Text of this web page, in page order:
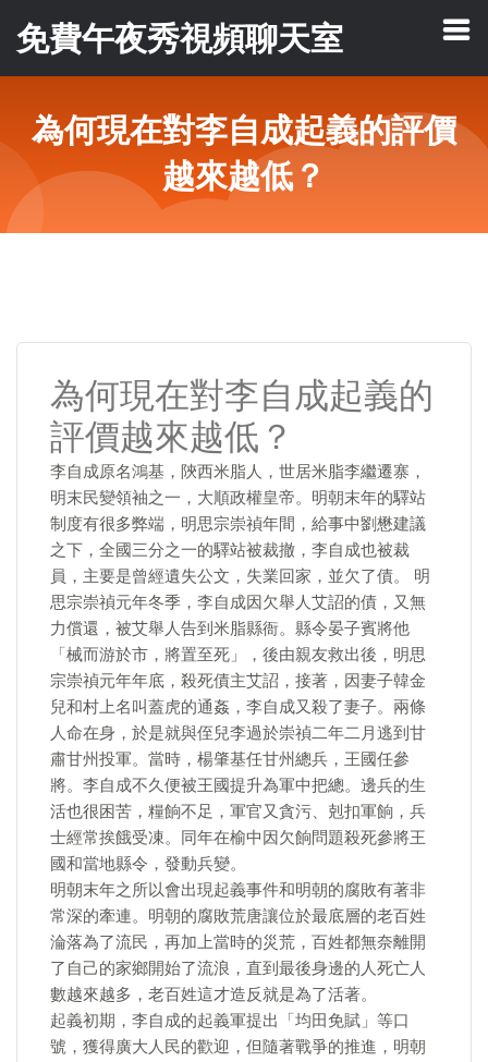
免費午夜秀視頻聊天室
為何現在對李自成起義的評價
越來越低？
為何現在對李自成起義的
評價越來越低？
李自成原名鴻基，陝西米脂人，世居米脂李繼遷寨，
明末民變領袖之一，大順政權皇帝。明朝末年的驛站
制度有很多弊端，明思宗崇禎年間，給事中劉懋建議
之下，全國三分之一的驛站被裁撤，李自成也被裁
員，主要是曾經遺失公文，失業回家，並欠了債。 明
思宗崇禎元年冬季，李自成因欠舉人艾詔的債，又無
力償還，被艾舉人告到米脂縣衙。縣令晏子賓將他
「械而游於市，將置至死」，後由親友救出後，明思
宗崇禎元年年底，殺死債主艾詔，接著，因妻子韓金
兒和村上名叫蓋虎的通姦，李自成又殺了妻子。兩條
人命在身，於是就與侄兒李過於崇禎二年二月逃到甘
肅甘州投軍。當時，楊肇基任甘州總兵，王國任參
將。李自成不久便被王國提升為軍中把總。邊兵的生
活也很困苦，糧餉不足，軍官又貪污、剋扣軍餉，兵
士經常挨餓受凍。同年在榆中因欠餉問題殺死參將王
國和當地縣令，發動兵變。
明朝末年之所以會出現起義事件和明朝的腐敗有著非
常深的牽連。明朝的腐敗荒唐讓位於最底層的老百姓
淪落為了流民，再加上當時的災荒，百姓都無奈離開
了自己的家鄉開始了流浪，直到最後身邊的人死亡人
數越來越多，老百姓這才造反就是為了活著。
起義初期，李自成的起義軍提出「均田免賦」等口
號，獲得廣大人民的歡迎，但隨著戰爭的推進，明朝